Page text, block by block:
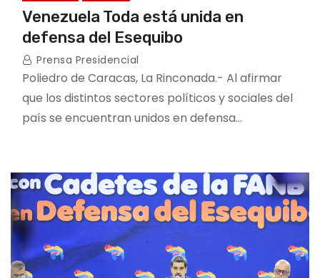
Venezuela Toda está unida en
defensa del Esequibo
Prensa Presidencial
Poliedro de Caracas, La Rinconada.- Al afirmar
que los distintos sectores políticos y sociales del
país se encuentran unidos en defensa…